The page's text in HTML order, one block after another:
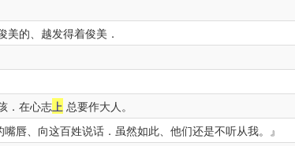
美的、越发得着俊美．
．在心志上 总要作大人。
唇、向这百姓说话．虽然如此、他们还是不听从我。』